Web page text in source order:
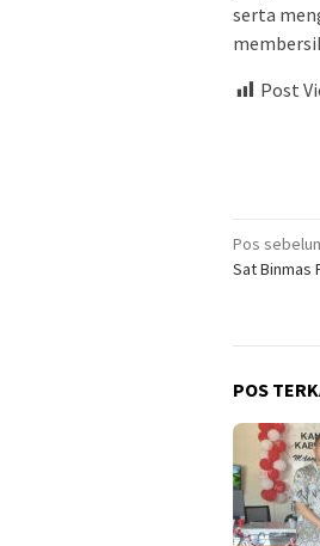
serta
Post
pos
Pos
Sat Binmas
POS